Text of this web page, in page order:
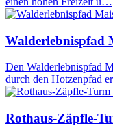
Walderlebnispfad
Den Walderlebnispfad
durch den Hotzenpfad
Rothaus-Zäpfle-